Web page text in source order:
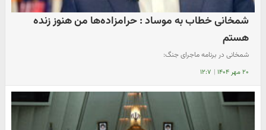
شمخانی خطاب به موساد : حرامزاده‌ها من هنوز زنده
هستم
شمخانی در برنامه ماجرای جنگ:
۲۰ مهر ۱۴۰۴ | ۱۲:۷